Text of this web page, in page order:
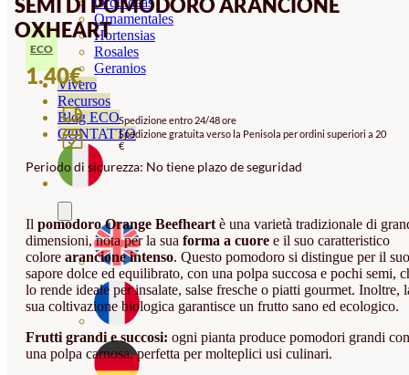
Ornamentales
Hortensias
Rosales
Geranios
Vivero
Recursos
Blog ECO
CONTATTO
OXHEART
ECO
1.40€
Spedizione entro 24/48 ore
Spedizione gratuita verso la Penisola per ordini superiori a 20
€
Periodo di sicurezza: No tiene plazo de seguridad
Il pomodoro Orange Beefheart è una varietà tradizionale di
dimensioni, nota per la sua forma a cuore e il suo caratteristico
colore arancione intenso. Questo pomodoro si distingue per il suo
sapore dolce ed equilibrato, con una polpa succosa e pochi semi,
lo rende ideale per insalate, salse fresche o piatti gourmet. Inoltre,
sua coltivazione biologica garantisce un frutto sano ed ecologico.
Frutti grandi e succosi: ogni pianta produce pomodori grandi con
una polpa carnosa, perfetta per molteplici usi culinari.